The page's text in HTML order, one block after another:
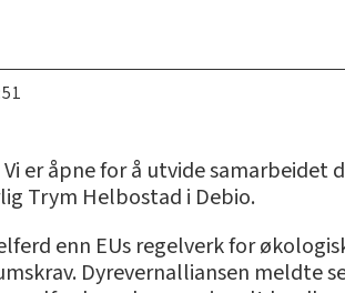
er åpne for å utvide
Trym Helbostad i Debio.
enn EUs regelverk for
Dyrevernalliansen meldte